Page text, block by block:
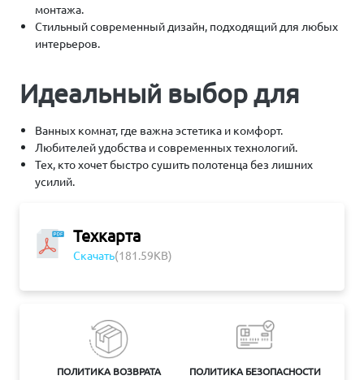
Техкарта
Скачать(181.59KB)
ПОЛИТИКА ВОЗВРАТА ПОЛИТИКА БЕЗОПАСНОСТИ
монтажа.
Стильный современный дизайн, подходящий для любых
интерьеров.
Идеальный выбор для
Ванных комнат, где важна эстетика и комфорт.
Любителей удобства и современных технологий.
Тех, кто хочет быстро сушить полотенца без лишних
усилий.